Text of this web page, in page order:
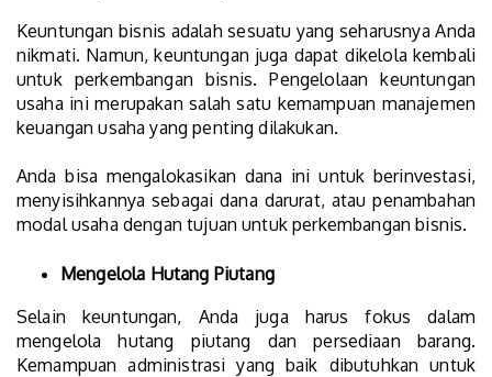
Keuntungan bisnis adalah sesuatu yang seharusnya Anda
nikmati. Namun, keuntungan juga dapat dikelola kembali
untuk perkembangan bisnis. Pengelolaan keuntungan
usaha ini merupakan salah satu kemampuan manajemen
keuangan usaha yang penting dilakukan.
Anda bisa mengalokasikan dana ini untuk berinvestasi,
menyisihkannya sebagai dana darurat, atau penambahan
modal usaha dengan tujuan untuk perkembangan bisnis.
Mengelola Hutang Piutang
Selain keuntungan, Anda juga harus fokus dalam
mengelola hutang piutang dan persediaan barang.
Kemampuan administrasi yang baik dibutuhkan untuk